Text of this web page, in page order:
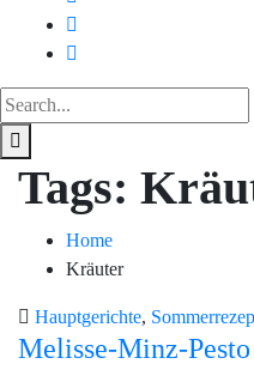
Tags:
Home
Kräuter
Hauptgerichte,
Melisse-Minz-